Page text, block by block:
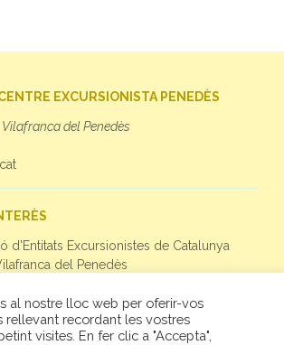
EXCURSIONISTA PENEDÈS
Vilafranca del Penedès
d'Entitats Excursionistes de Catalunya
del Penedès
al nostre lloc web per oferir-vos
rellevant recordant les vostres
visites. En fer clic a "Accepta",